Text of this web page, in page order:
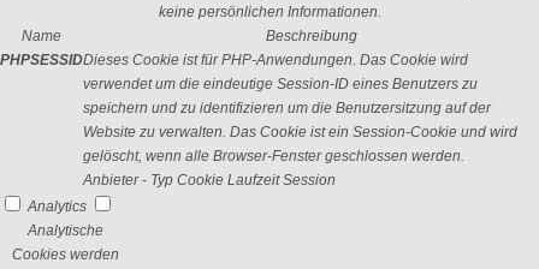
keine persönlichen Informationen.
Name
Beschreibung
PHPSESSIDDieses Cookie ist für PHP-Anwendungen. Das Cookie wird
verwendet um die eindeutige Session-ID eines Benutzers zu
speichern und zu identifizieren um die Benutzersitzung auf der
Website zu verwalten. Das Cookie ist ein Session-Cookie und wird
gelöscht, wenn alle Browser-Fenster geschlossen werden.
Anbieter - Typ Cookie Laufzeit Session
Analytics
Analytische
Cookies werden